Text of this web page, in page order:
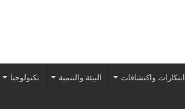
ابتكارات واكتشافات البيئة والتنمية تكنولوجيا